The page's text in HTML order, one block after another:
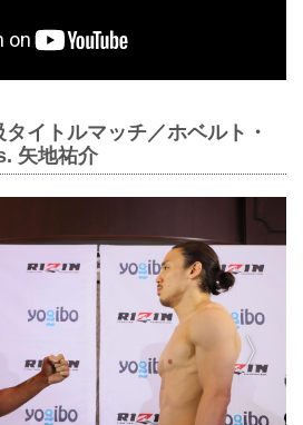
イトルマッチ／ホベルト・
矢地祐介